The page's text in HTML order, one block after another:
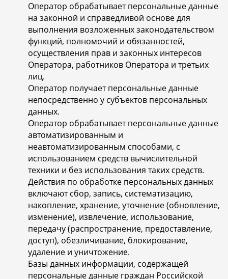
Оператор обрабатывает персональные данные
на законной и справедливой основе для
выполнения возложенных законодательством
функций, полномочий и обязанностей,
осуществления прав и законных интересов
Оператора, работников Оператора и третьих
лиц.
Оператор получает персональные данные
непосредственно у субъектов персональных
данных.
Оператор обрабатывает персональные данные
автоматизированным и
неавтоматизированным способами, с
использованием средств вычислительной
техники и без использования таких средств.
Действия по обработке персональных данных
включают сбор, запись, систематизацию,
накопление, хранение, уточнение (обновление,
изменение), извлечение, использование,
передачу (распространение, предоставление,
доступ), обезличивание, блокирование,
удаление и уничтожение.
Базы данных информации, содержащей
персональные данные граждан Российской